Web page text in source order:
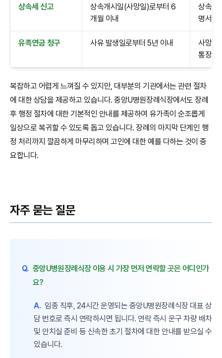
상속세 신고
상속개시일(사망일)로부터 6
개월 이내
상속재
명서 등
유족연금 청구 사유 발생일로부터 5년 이내
사망진
통장사
복잡하고 어렵게 느껴질 수 있지만, 대부분의 기관에서는 관련 절차
에 대한 상담을 제공하고 있습니다. 중앙U병원장례식장에서도 장례
후 행정 절차에 대한 기본적인 안내를 제공하여 유가족이 순조롭게
일상으로 복귀할 수 있도록 돕고 있습니다. 장례의 마지막 단계인 행
정 처리까지 깔끔하게 마무리하며 고인에 대한 예를 다하는 것이 중
요합니다.
자주 묻는 질문
Q. 중앙U병원장례식장 이용 시 가장 먼저 연락할 곳은 어디인가
요?
A. 임종 직후, 24시간 운영되는 중앙U병원장례식장 대표 상
담 번호로 즉시 연락하시면 됩니다. 연락 즉시 운구 차량 배차
및 안치실 준비 등 신속한 초기 절차에 대한 안내를 받으실 수
있습니다.